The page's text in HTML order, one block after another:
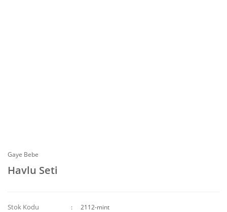
Gaye Bebe
Havlu Seti
Stok Kodu
2112-mint